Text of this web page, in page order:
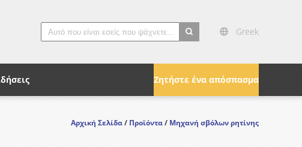
Greek
Ζητήστε ένα απόσπασμα
Αρχική Σελίδα/Προϊόντα/Μηχανή σβόλων ρητίνης